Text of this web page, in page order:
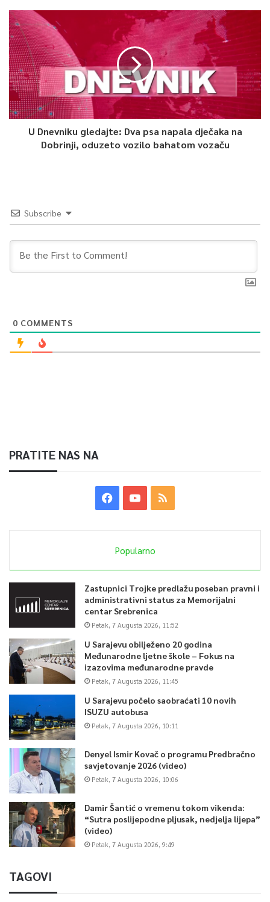
plasirali su se takmičari Zeničko-dobojskog kantona na drugoj i
ekipa iz Crne Gore na trećoj poziciji. U ženskoj konkurenciji
trijumfovale su takmičarke iz Kantona Sarajevo, dok je drugo
mjesto pripalo ekipi Zeničko-dobojskog kantona, a treće
predstavnicama iz Republike Srpske, saopćeno je iz Saveza
paraplegičara i oboljelih od dječije paralize FBiH .
0
U Dnevniku gledajte: Dva psa napala dječaka na
Dobrinji, oduzeto vozilo bahatom vozaču
Subscribe
0 COMMENTS
PRATITE NAS NA
Popularno
Zastupnici Trojke predlažu poseban pravni i
administrativni status za Memorijalni
centar Srebrenica
Petak, 7 Augusta 2026, 11:52
U Sarajevu obilježeno 20 godina
Međunarodne ljetne škole – Fokus na
izazovima međunarodne pravde
Petak, 7 Augusta 2026, 11:45
U Sarajevu počelo saobraćati 10 novih
ISUZU autobusa
Petak, 7 Augusta 2026, 10:11
Denyel Ismir Kovač o programu Predbračno
savjetovanje 2026 (video)
Petak, 7 Augusta 2026, 10:06
Damir Šantić o vremenu tokom vikenda:
“Sutra poslijepodne pljusak, nedjelja lijepa”
(video)
Petak, 7 Augusta 2026, 9:49
TAGOVI